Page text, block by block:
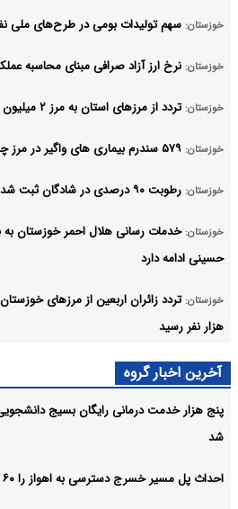
خوزستان: سهم تولیدات بومی در طرح‌های ملی
خوزستان: نرخ ارز آزاد صرافی مبنای محاسبه
خوزستان: تردد از مرزهای استان به مرز ۲ میلیون نفر رسید
خوزستان: ۵۷۹ سندرم بیماری های واگیر در مرز چذابه شناسایی و مراقبت شد
خوزستان: رطوبت ۹۰ درصدی در شادگان ثبت شد
خوزستان:
حسینی ادامه دارد
خوزستان:
هزار نفر رسید
خوزستان: خوزستان در اربعین سید شهدا به
آخرین اخبار گروه
پنج هزار خدمت درمانی رایگان بسیج دانشجویی
شد
احداث پل مسیر خسرج دسترسی به اهواز را ۶۰ کیلومتر کوتاه می‌کند